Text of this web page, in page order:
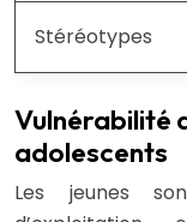
Stéréotypes
Vulnérabilité
adolescents
Les jeunes